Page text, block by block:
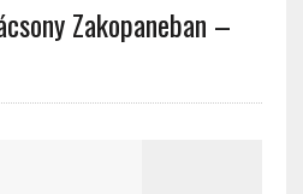
Zakopaneban –